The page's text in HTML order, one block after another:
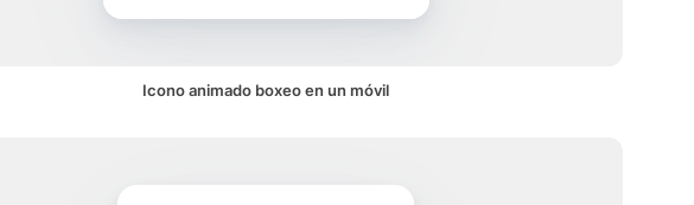
Icono animado boxeo en un móvil